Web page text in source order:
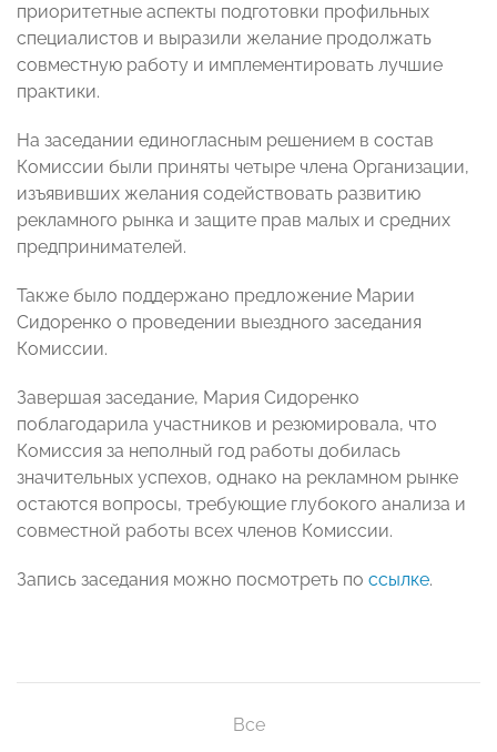
приоритетные аспекты подготовки профильных
специалистов и выразили желание продолжать
совместную работу и имплементировать лучшие
практики.
На заседании единогласным решением в состав
Комиссии были приняты четыре члена Организации,
изъявивших желания содействовать развитию
рекламного рынка и защите прав малых и средних
предпринимателей.
Также было поддержано предложение Марии
Сидоренко о проведении выездного заседания
Комиссии.
Завершая заседание, Мария Сидоренко
поблагодарила участников и резюмировала, что
Комиссия за неполный год работы добилась
значительных успехов, однако на рекламном рынке
остаются вопросы, требующие глубокого анализа и
совместной работы всех членов Комиссии.
Запись заседания можно посмотреть по ссылке.
Все